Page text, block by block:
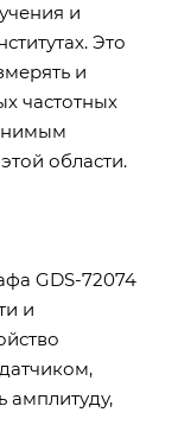
и
Это
и
частотных
области.
GDS-72074
и
амплитуду,